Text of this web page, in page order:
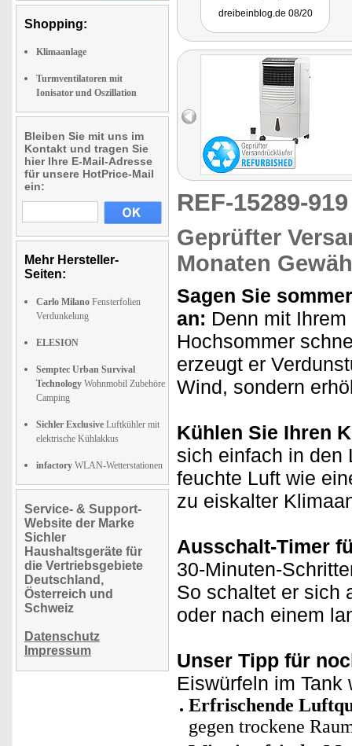
Shopping:
Klimaanlage
Turmventilatoren mit
Ionisator und Oszillation
Bleiben Sie mit uns im
Kontakt und tragen Sie
hier Ihre E-Mail-Adresse
für unsere HotPrice-Mail
ein:
Mehr Hersteller-
Seiten:
Carlo Milano Fensterfolien
Verdunkelung
ELESION
Semptec Urban Survival
Technology Wohnmobil Zubehöre
Camping
Sichler Exclusive Luftkühler mit
elektrische Kühlakkus
infactory WLAN-Wetterstationen
Service- & Support-
Website der Marke
Sichler
Haushaltsgeräte für
die Vertriebsgebiete
Deutschland,
Österreich und
Schweiz
Datenschutz
Impressum
Sehr günstig in der
ohne die Gefahr, sich zu
erkälten. Klare
Kaufempfehlung."
dreibeinblog.de 08/20
REF-15289-
Geprüfter
Monaten
Sagen Sie
an: Denn mit
Hochsommer
erzeugt er
Wind, sondern
Kühlen Sie Ihren
sich einfach in den
feuchte Luft wie
zu eiskalter
Ausschalt-Timer
30-Minuten-
So schaltet er sich
oder nach einem
Unser Tipp für
Eiswürfeln im
Erfrischende
gegen trockene